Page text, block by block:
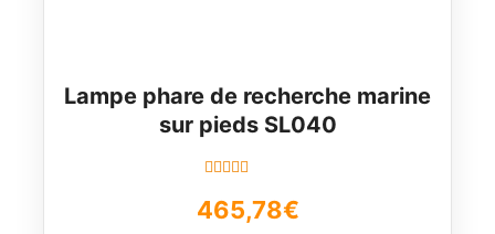
Lampe phare de recherche marine
sur pieds SL040
5
465,78€